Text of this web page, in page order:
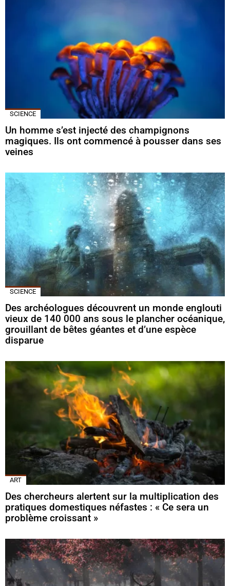
SCIENCE
Un homme s’est injecté des champignons
magiques. Ils ont commencé à pousser dans ses
veines
SCIENCE
Des archéologues découvrent un monde englouti
vieux de 140 000 ans sous le plancher océanique,
grouillant de bêtes géantes et d’une espèce
disparue
ART
Des chercheurs alertent sur la multiplication des
pratiques domestiques néfastes : « Ce sera un
problème croissant »